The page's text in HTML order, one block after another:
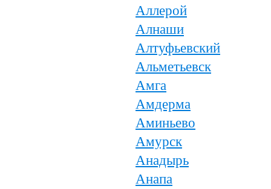
Аллерой
Алнаши
Алтуфьевский
Альметьевск
Амга
Амдерма
Аминьево
Амурск
Анадырь
Анапа